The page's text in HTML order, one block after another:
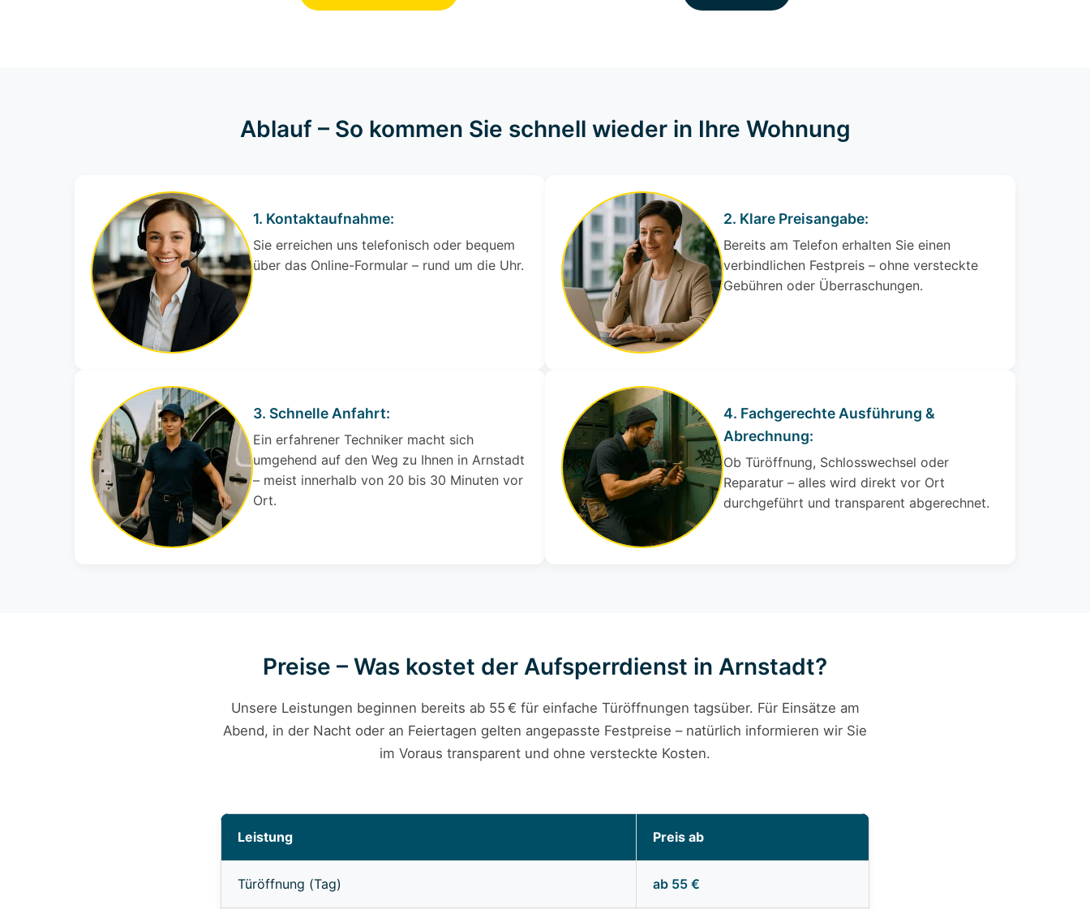
Ablauf – So kommen Sie schnell wieder in Ihre Wohnung
1. Kontaktaufnahme:
Sie erreichen uns telefonisch oder bequem
über das Online-Formular – rund um die Uhr.
2. Klare Preisangabe:
Bereits am Telefon erhalten Sie einen
verbindlichen Festpreis – ohne versteckte
Gebühren oder Überraschungen.
3. Schnelle Anfahrt:
Ein erfahrener Techniker macht sich
umgehend auf den Weg zu Ihnen in Arnstadt
– meist innerhalb von 20 bis 30 Minuten vor
Ort.
4. Fachgerechte Ausführung &
Abrechnung:
Ob Türöffnung, Schlosswechsel oder
Reparatur – alles wird direkt vor Ort
durchgeführt und transparent abgerechnet.
Preise – Was kostet der Aufsperrdienst in Arnstadt?
Unsere Leistungen beginnen bereits ab 55 € für einfache Türöffnungen tagsüber. Für Einsätze am
Abend, in der Nacht oder an Feiertagen gelten angepasste Festpreise – natürlich informieren wir Sie
im Voraus transparent und ohne versteckte Kosten.
Leistung Preis ab
Türöffnung (Tag) ab 55 €